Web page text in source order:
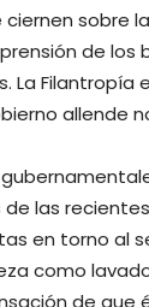
sobre
de
La
allende
las
en torno al
como
de